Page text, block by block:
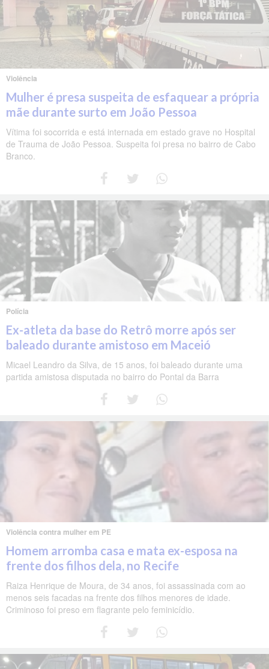
Violência
Mulher é presa suspeita de esfaquear a própria
mãe durante surto em João Pessoa
Vítima foi socorrida e está internada em estado grave no Hospital
de Trauma de João Pessoa. Suspeita foi presa no bairro de Cabo
Branco.
Polícia
Ex-atleta da base do Retrô morre após ser
baleado durante amistoso em Maceió
Micael Leandro da Silva, de 15 anos, foi baleado durante uma
partida amistosa disputada no bairro do Pontal da Barra
Violência contra mulher em PE
Homem arromba casa e mata ex-esposa na
frente dos filhos dela, no Recife
Raiza Henrique de Moura, de 34 anos, foi assassinada com ao
menos seis facadas na frente dos filhos menores de idade.
Criminoso foi preso em flagrante pelo feminicídio.